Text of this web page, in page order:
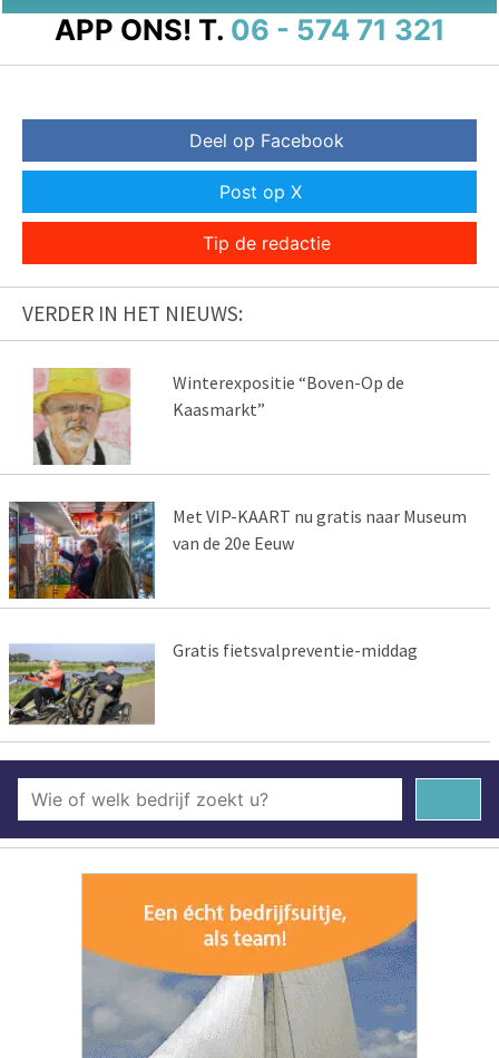
APP ONS! T. 06 - 574 71 321
Deel op Facebook
Post op X
Tip de redactie
VERDER IN HET NIEUWS:
Winterexpositie “Boven-Op de
Kaasmarkt”
Met VIP-KAART nu gratis naar Museum
van de 20e Eeuw
Gratis fietsvalpreventie-middag